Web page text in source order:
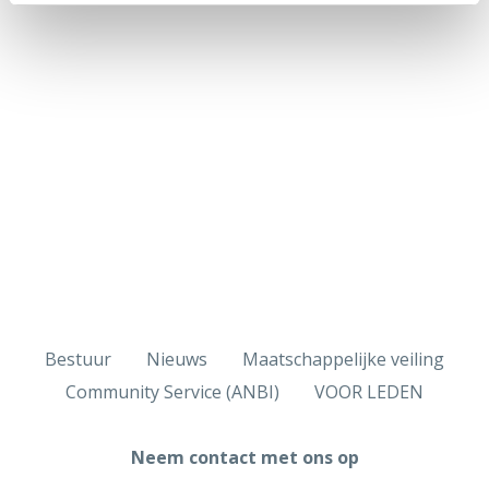
Bestuur Nieuws
Maatschappelijke veiling
Community Service (ANBI)
VOOR LEDEN
Neem contact met ons op